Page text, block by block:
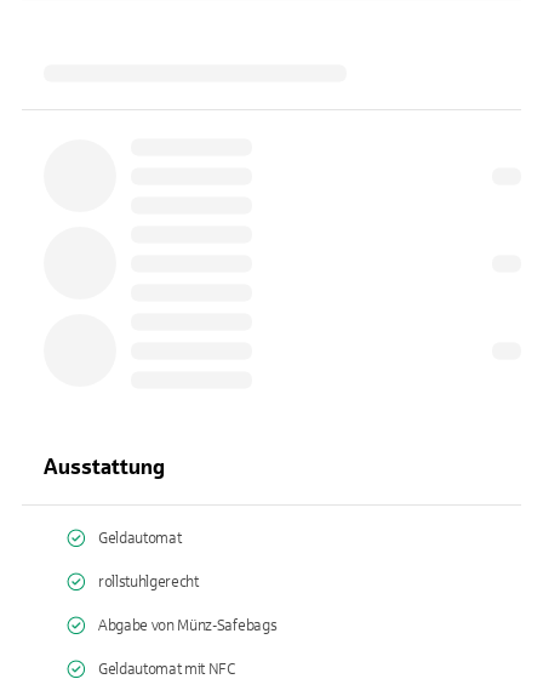
Ausstattung
Geldautomat
rollstuhlgerecht
Abgabe von Münz-Safebags
Geldautomat mit NFC